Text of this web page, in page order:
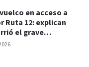
en acceso a
Ruta 12: explican
el grave